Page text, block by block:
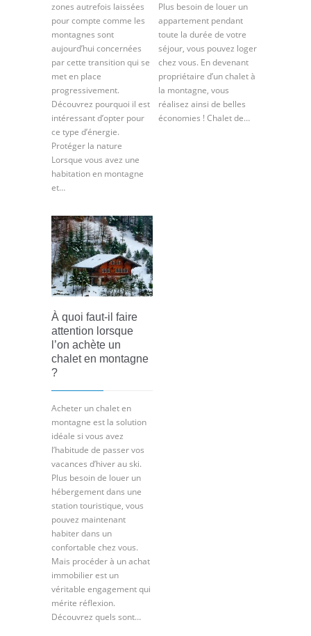
zones autrefois laissées
pour compte comme les
montagnes sont
aujourd’hui concernées
par cette transition qui se
met en place
progressivement.
Découvrez pourquoi il est
intéressant d’opter pour
ce type d’énergie.
Protéger la nature
Lorsque vous avez une
habitation en montagne
et…
Plus besoin de louer un
appartement pendant
toute la durée de votre
séjour, vous pouvez loger
chez vous. En devenant
propriétaire d’un chalet à
la montagne, vous
réalisez ainsi de belles
économies ! Chalet de…
À quoi faut-il faire
attention lorsque
l’on achète un
chalet en montagne
?
Acheter un chalet en
montagne est la solution
idéale si vous avez
l’habitude de passer vos
vacances d’hiver au ski.
Plus besoin de louer un
hébergement dans une
station touristique, vous
pouvez maintenant
habiter dans un
confortable chez vous.
Mais procéder à un achat
immobilier est un
véritable engagement qui
mérite réflexion.
Découvrez quels sont…